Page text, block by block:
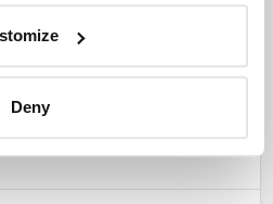
Deny
politiques ou des administrateurs
base apolitique et non partisane.
page de l'événement.